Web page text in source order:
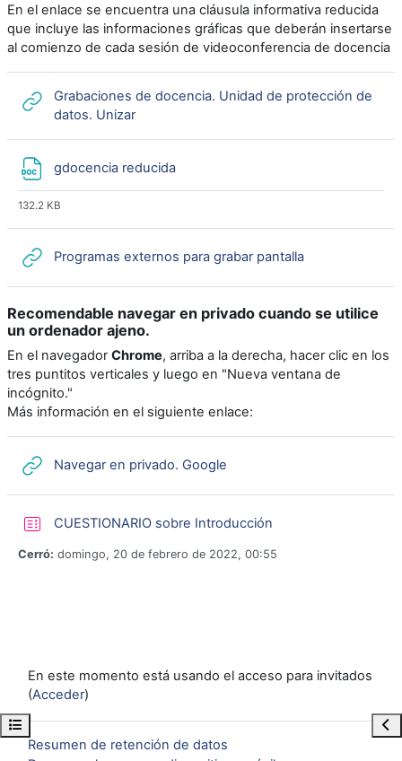
Abrir índice del curso
En el enlace se encuentra una cláusula informativa reducida
que incluye las informaciones gráficas que deberán insertarse
al comienzo de cada sesión de videoconferencia de docencia
Grabaciones de docencia. Unidad de protección de
datos. UnizarURL
gdocencia reducida
132.2 KB
Programas externos para grabar pantallaURL
Recomendable navegar en privado cuando se utilice
un ordenador ajeno.
En el navegadorChrome, arriba a la derecha, hacer clic en los
tres puntitos verticales y luego en "Nueva ventana de
incógnito."
Más información en el siguiente enlace:
Navegar en privado. Google
CUESTIONARIO sobre Introducción
Cerró: domingo, 20 de febrero de 2022, 00:55
En este momento está usando el acceso para invitados
(Acceder)
Resumen de retención de datos